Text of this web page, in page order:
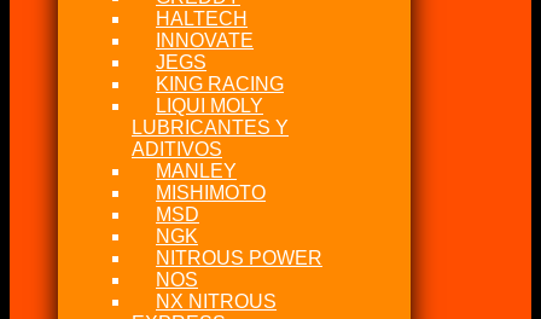
HALTECH
INNOVATE
JEGS
KING RACING
LIQUI MOLY
LUBRICANTES Y
ADITIVOS
MANLEY
MISHIMOTO
MSD
NGK
NITROUS POWER
NOS
NX NITROUS